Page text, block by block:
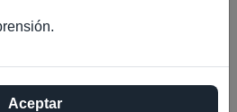
de
Aceptar